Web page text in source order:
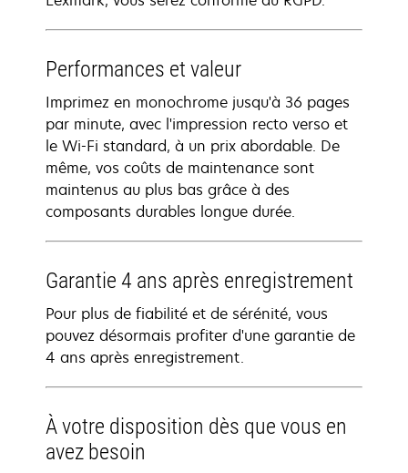
Performances et valeur
Imprimez en monochrome jusqu'à 36 pages
par minute, avec l'impression recto verso et
le Wi-Fi standard, à un prix abordable. De
même, vos coûts de maintenance sont
maintenus au plus bas grâce à des
composants durables longue durée.
Garantie 4 ans après enregistrement
Pour plus de fiabilité et de sérénité, vous
pouvez désormais profiter d'une garantie de
4 ans après enregistrement.
À votre disposition dès que vous en
avez besoin